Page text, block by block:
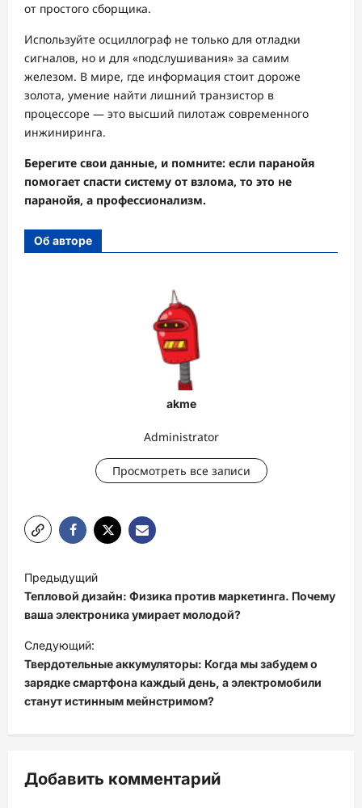
от простого сборщика.
Используйте осциллограф не только для отладки
сигналов, но и для «подслушивания» за самим
железом. В мире, где информация стоит дороже
золота, умение найти лишний транзистор в
процессоре — это высший пилотаж современного
инжиниринга.
Берегите свои данные, и помните: если паранойя
помогает спасти систему от взлома, то это не
паранойя, а профессионализм.
Об авторе
akme
Administrator
Просмотреть все записи
а
в
и
г
а
я
з
Предыдущий
Тепловой дизайн: Физика против маркетинга. Почему
ваша электроника умирает молодой?
Следующий:
Твердотельные аккумуляторы: Когда мы забудем о
зарядке смартфона каждый день, а электромобили
станут истинным мейнстримом?
Добавить комментарий